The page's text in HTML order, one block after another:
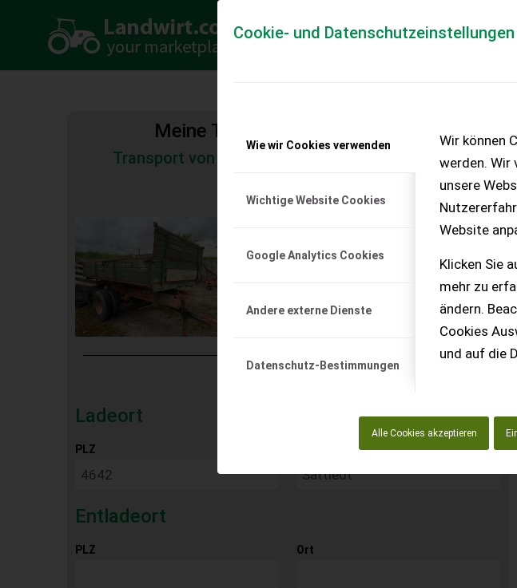
Cookie- und Datenschutzeinstellungen
Wie wir Cookies verwenden
Wichtige Website Cookies
Google Analytics Cookies
Andere externe Dienste
Datenschutz-Bestimmungen
Wir können
werden. Wir
unsere
Website
Klicken Sie
mehr zu
ändern.
Cookies
und auf die
Alle Cookies akzeptieren
Meine Transportkostenanfrage
Transport von Land- und Baumaschinen – KEINE
Ladeort
PLZ
Entladeort
PLZ Ort